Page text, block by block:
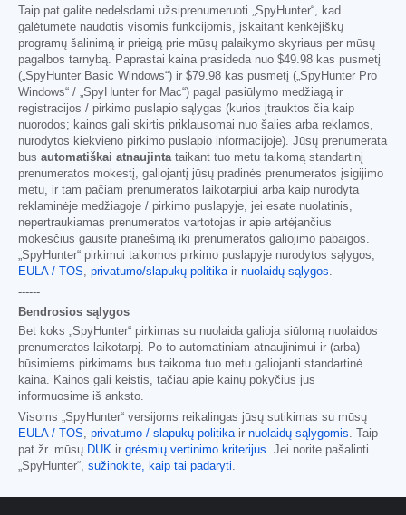
Taip pat galite nedelsdami užsiprenumeruoti „SpyHunter“, kad
galėtumėte naudotis visomis funkcijomis, įskaitant kenkėjiškų
programų šalinimą ir prieigą prie mūsų palaikymo skyriaus per mūsų
pagalbos tarnybą. Paprastai kaina prasideda nuo $49.98 kas pusmetį
(„SpyHunter Basic Windows“) ir $79.98 kas pusmetį („SpyHunter Pro
Windows“ / „SpyHunter for Mac“) pagal pasiūlymo medžiagą ir
registracijos / pirkimo puslapio sąlygas (kurios įtrauktos čia kaip
nuorodos; kainos gali skirtis priklausomai nuo šalies arba reklamos,
nurodytos kiekvieno pirkimo puslapio informacijoje). Jūsų prenumerata
bus automatiškai atnaujintataikant tuo metu taikomą standartinį
prenumeratos mokestį, galiojantį jūsų pradinės prenumeratos įsigijimo
metu, ir tam pačiam prenumeratos laikotarpiui arba kaip nurodyta
reklaminėje medžiagoje / pirkimo puslapyje, jei esate nuolatinis,
nepertraukiamas prenumeratos vartotojas ir apie artėjančius
mokesčius gausite pranešimą iki prenumeratos galiojimo pabaigos.
„SpyHunter“ pirkimui taikomos pirkimo puslapyje nurodytos sąlygos,
EULA / TOS, privatumo/slapukų politikair nuolaidų sąlygos.
------
Bendrosios sąlygos
Bet koks „SpyHunter“ pirkimas su nuolaida galioja siūlomą nuolaidos
prenumeratos laikotarpį. Po to automatiniam atnaujinimui ir (arba)
būsimiems pirkimams bus taikoma tuo metu galiojanti standartinė
kaina. Kainos gali keistis, tačiau apie kainų pokyčius jus
informuosime iš anksto.
Visoms „SpyHunter“ versijoms reikalingas jūsų sutikimas su mūsų
EULA / TOS, privatumo / slapukų politikair nuolaidų sąlygomis. Taip
pat žr. mūsų DUK ir grėsmių vertinimo kriterijus. Jei norite pašalinti
„SpyHunter“, sužinokite, kaip tai padaryti.